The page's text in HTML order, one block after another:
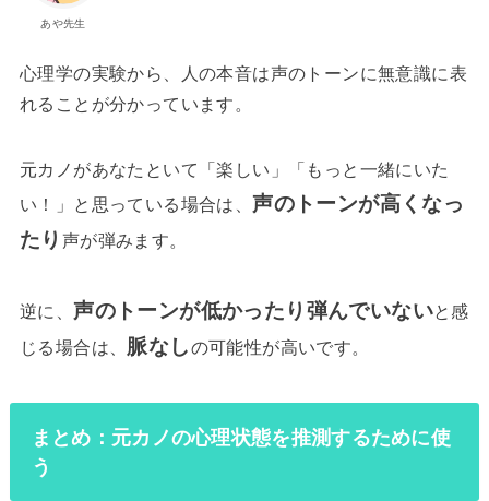
あや先生
心理学の実験から、人の本音は声のトーンに無意識に表
れることが分かっています。
元カノがあなたといて「楽しい」「もっと一緒にいた
い！」と思っている場合は、声のトーンが高くなっ
たり 声が弾みます。
逆に、声のトーンが低かったり弾んでいないと感
じる場合は、 脈なしの可能性が高いです。
まとめ：元カノの心理状態を推測するために使
う